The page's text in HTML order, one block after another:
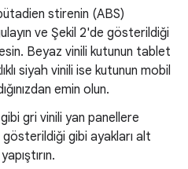
stirenin (ABS)
ve Şekil 2'de gösterildiği
Beyaz vinili kutunun tablet
siyah vinili ise kutunun mobil
emin olun.
gri vinili yan panellere
gösterildiği gibi ayakları alt